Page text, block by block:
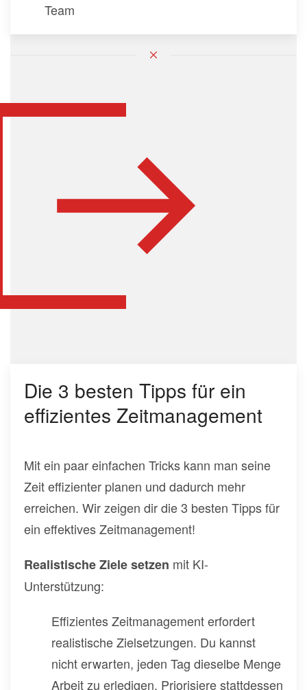
Team
Die 3 besten Tipps für ein
effizientes Zeitmanagement
Mit ein paar einfachen Tricks kann man seine
Zeit effizienter planen und dadurch mehr
erreichen. Wir zeigen dir die 3 besten Tipps für
ein effektives Zeitmanagement!
Realistische Ziele setzen mit KI-
Unterstützung:
Effizientes Zeitmanagement erfordert
realistische Zielsetzungen. Du kannst
nicht erwarten, jeden Tag dieselbe Menge
Arbeit zu erledigen. Priorisiere stattdessen